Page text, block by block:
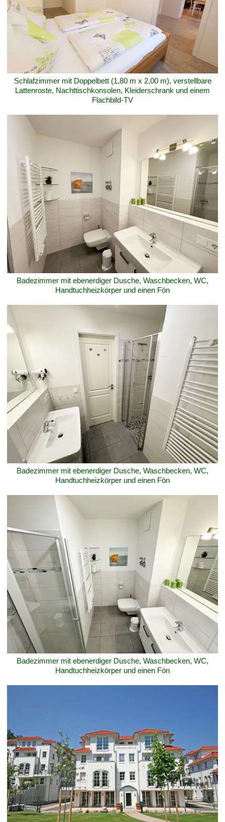
Schlafzimmer mit Doppelbett (1,80 m x 2,00 m), verstellbare
Lattenroste, Nachttischkonsolen, Kleiderschrank und einem
Flachbild-TV
Badezimmer mit ebenerdiger Dusche, Waschbecken, WC,
Handtuchheizkörper und einen Fön
Badezimmer mit ebenerdiger Dusche, Waschbecken, WC,
Handtuchheizkörper und einen Fön
Badezimmer mit ebenerdiger Dusche, Waschbecken, WC,
Handtuchheizkörper und einen Fön